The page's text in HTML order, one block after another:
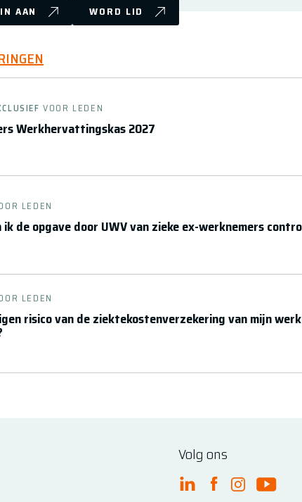
AAN WORD LID
VOOR LEDEN
Werkhervattingskas 2027
LEDEN
de opgave door UWV van zieke ex-werknemers
LEDEN
risico van de ziektekostenverzekering van mijn
Volg ons
FME Linkedin
FME Facebook
FME FME